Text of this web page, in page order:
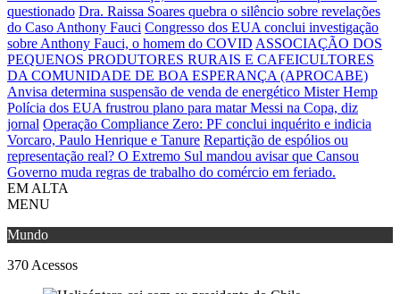
questionado Dra. Raissa Soares quebra o silêncio sobre revelações
do Caso Anthony Fauci Congresso dos EUA conclui investigação
sobre Anthony Fauci, o homem do COVID ASSOCIAÇÃO DOS
PEQUENOS PRODUTORES RURAIS E CAFEICULTORES
DA COMUNIDADE DE BOA ESPERANÇA (APROCABE)
Anvisa determina suspensão de venda de energético Mister Hemp
Polícia dos EUA frustrou plano para matar Messi na Copa, diz
jornal Operação Compliance Zero: PF conclui inquérito e indicia
Vorcaro, Paulo Henrique e Tanure Repartição de espólios ou
representação real? O Extremo Sul mandou avisar que Cansou
Governo muda regras de trabalho do comércio em feriado.
EM ALTA
MENU
Mundo
370 Acessos